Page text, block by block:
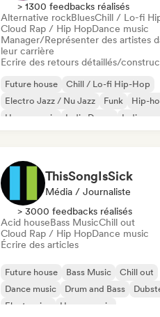
> 1300 feedbacks réalisés
Alternative rockBluesChill / Lo-fi
Cloud Rap / Hip HopDance music
Manager/Représenter des artistes
leur carrière
Ecrire des retours détaillés/
Future house
Chill / Lo-fi Hip-Hop
Electro Jazz / Nu Jazz
Funk
Hip-
House music
Indie Dance Indie pop
ThisSongIsSick
Média / Journaliste
> 3000 feedbacks réalisés
Acid houseBass MusicChill out
Cloud Rap / Hip HopDance music
Écrire des articles
Future house Bass Music
Chill out
Dance music
Drum and Bass
Electronica
House music